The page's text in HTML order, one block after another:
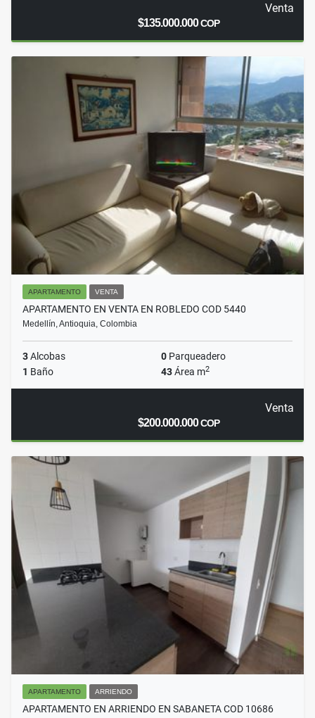
Venta
$135.000.000COP
APARTAMENTO VENTA
APARTAMENTO EN VENTA EN ROBLEDO COD 5440
Medellín, Antioquia, Colombia
3Alcobas 0 Parqueadero
1 Baño 43Área m2
Venta
$200.000.000COP
APARTAMENTO ARRIENDO
APARTAMENTO EN ARRIENDO EN SABANETA COD 10686